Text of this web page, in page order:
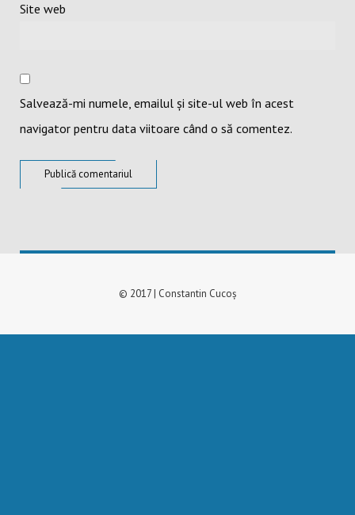
Site web
Salvează-mi numele, emailul și site-ul web în acest
navigator pentru data viitoare când o să comentez.
© 2017 | Constantin Cucoș